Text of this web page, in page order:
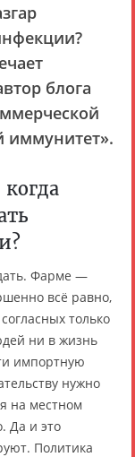
блога
иммунитет».
Фарме —
всё равно,
только
ни в жизнь
импортную
нужно
на местном
Да и это
Политика